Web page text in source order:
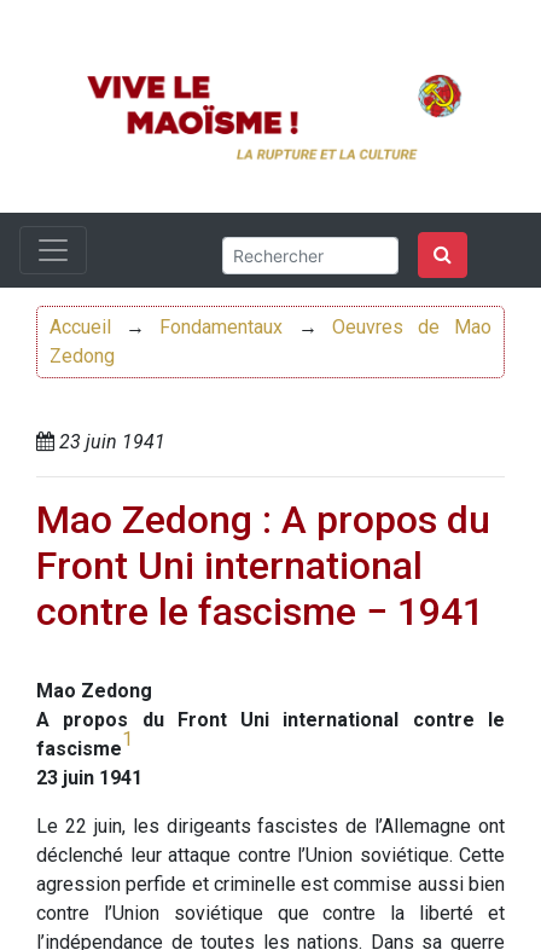
Accueil → Fondamentaux → Oeuvres de Mao
Zedong
23 juin 1941
Mao Zedong : A propos du
Front Uni international
contre le fascisme − 1941
Mao Zedong
A propos du Front Uni international contre le
fascisme1
23 juin 1941
Le 22 juin, les dirigeants fascistes de l’Allemagne ont
déclenché leur attaque contre l’Union soviétique. Cette
agression perfide et criminelle est commise aussi bien
contre l’Union soviétique que contre la liberté et
l’indépendance de toutes les nations. Dans sa guerre